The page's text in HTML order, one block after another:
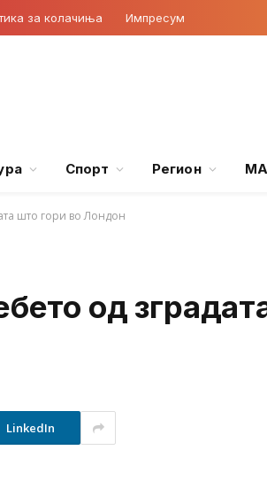
за колачиња Импресум
Спорт Регион
што гори во Лондон
од
LinkedIn